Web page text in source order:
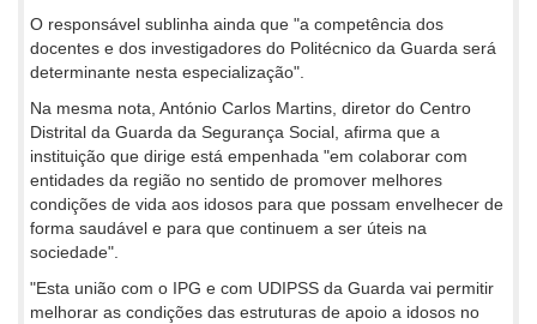
O responsável sublinha ainda que "a competência dos
docentes e dos investigadores do Politécnico da Guarda será
determinante nesta especialização".
Na mesma nota, António Carlos Martins, diretor do Centro
Distrital da Guarda da Segurança Social, afirma que a
instituição que dirige está empenhada "em colaborar com
entidades da região no sentido de promover melhores
condições de vida aos idosos para que possam envelhecer de
forma saudável e para que continuem a ser úteis na
sociedade".
"Esta união com o IPG e com UDIPSS da Guarda vai permitir
melhorar as condições das estruturas de apoio a idosos no